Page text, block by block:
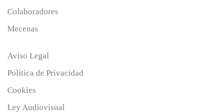
Colaboradores
Mecenas
Aviso Legal
Política de Privacidad
Cookies
Ley Audiovisual